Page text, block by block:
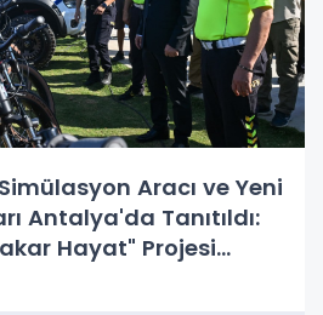
Aracı ve Yeni
Antalya'da Tanıtıldı:
Hayat" Projesi